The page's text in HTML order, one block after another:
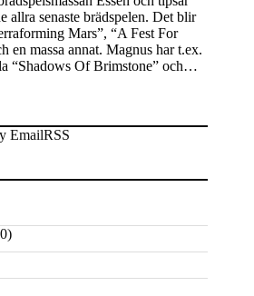
allra senaste brädspelen. Det blir
Mars”, “A Fest For
en massa annat. Magnus har t.ex.
“Shadows Of Brimstone” och…
EmailRSS